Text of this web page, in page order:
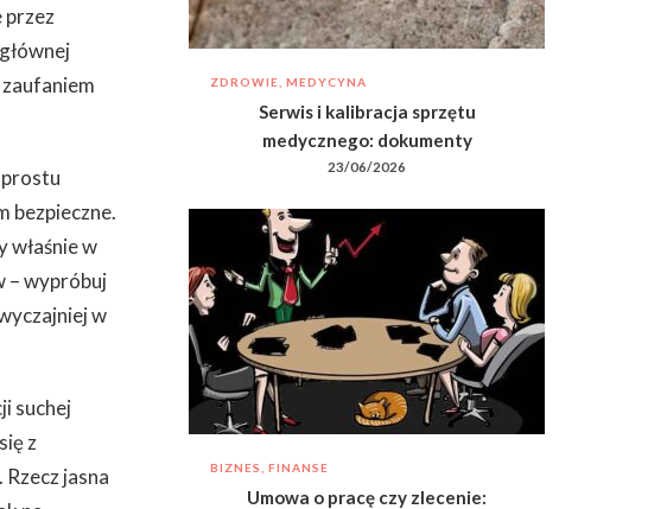
przez
bezpieczne.
w
– wypróbuj
w
suchej
z
jasna
ZDROWIE, MEDYCYNA
Serwis i kalibracja sprzętu
medycznego: dokumenty
23/06/2026
BIZNES, FINANSE
Umowa o pracę czy zlecenie: